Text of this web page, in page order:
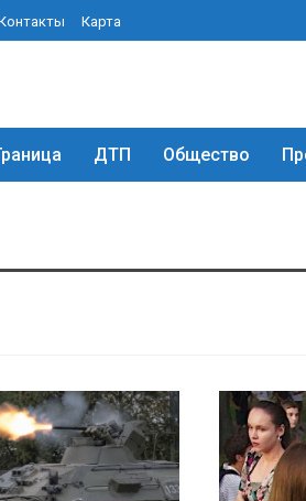
Карта
ДТП Общество